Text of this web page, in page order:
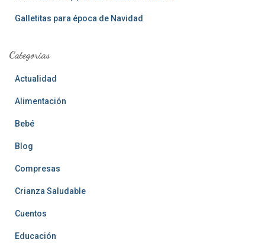
Galletitas para época de Navidad
Categorias
Actualidad
Alimentación
Bebé
Blog
Compresas
Crianza Saludable
Cuentos
Educación